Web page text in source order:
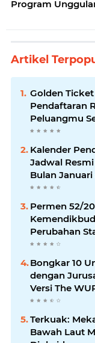
Program
Artikel
Golden
Pendaftaran
Peluangmu
Kalender
Jadwal
Bulan
Daerah
Permen 52/
Perubahan
Krusial
Bongkar 10
dengan
Versi The
Terkuak:
Bawah Laut